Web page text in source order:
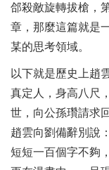
郃殺敵旋轉拔槍，
章，那麼這篇就是
某的思考領域。
以下就是歷史上趙
真定人，身高八尺
世，向公孫瓚請求
趙雲向劉備辭別說
短短一百個字不夠